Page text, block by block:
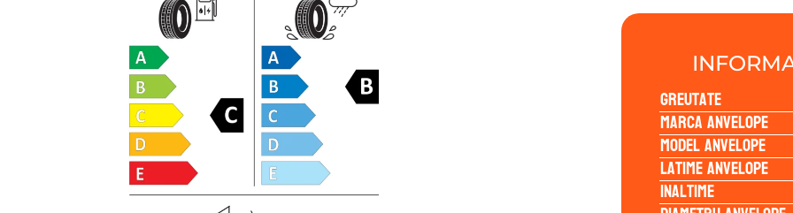
235/65R18
110H
Greutate
Marca anvelope
Model anvelope
Latime anvelope
Inaltime